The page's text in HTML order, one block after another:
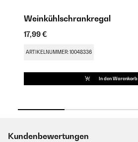
Weinkühlschrankregal
17,99 €
ARTIKELNUMMER: 10048336
In den Warenkorb
Kundenbewertungen